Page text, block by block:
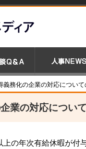
務化の企業の対応について
業の対応につい
の年次有給休暇が付